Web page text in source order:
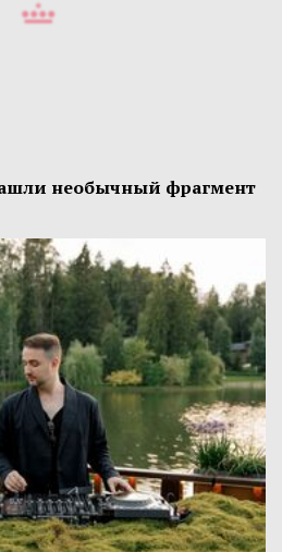
необычный фрагмент